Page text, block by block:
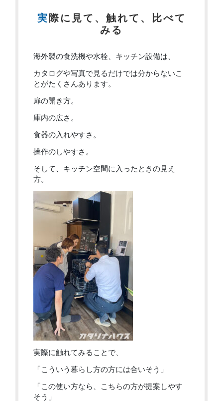
実際に見て、触れて、比べて
みる
海外製の食洗機や水栓、キッチン設備は、
カタログや写真で見るだけでは分からないこ
とがたくさんあります。
扉の開き方。
庫内の広さ。
食器の入れやすさ。
操作のしやすさ。
そして、キッチン空間に入ったときの見え
方。
実際に触れてみることで、
「こういう暮らし方の方には合いそう」
「この使い方なら、こちらの方が提案しやす
そう」